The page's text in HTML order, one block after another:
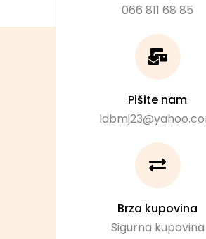
066 811 68 85
Pišite nam
Brza kupovina
Sigurna kupovina